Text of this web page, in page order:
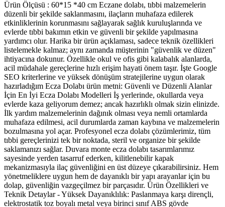
Ürün Ölçüsü : 60*15 *40 cm Eczane dolabı, tıbbi malzemelerin
düzenli bir şekilde saklanmasını, ilaçların muhafaza edilerek
etkinliklerinin korunmasını sağlayarak sağlık kuruluşlarında ve
evlerde tıbbi bakımın etkin ve güvenli bir şekilde yapılmasına
yardımcı olur. Harika bir ürün açıklaması, sadece teknik özellikleri
listelemekle kalmaz; aynı zamanda müşterinin "güvenlik ve düzen"
ihtiyacına dokunur. Özellikle okul ve ofis gibi kalabalık alanlarda,
acil müdahale gereçlerine hızlı erişim hayati önem taşır. İşte Google
SEO kriterlerine ve yüksek dönüşüm stratejilerine uygun olarak
hazırladığım Ecza Dolabı ürün metni: Güvenli ve Düzenli Alanlar
İçin En İyi Ecza Dolabı Modelleri İş yerlerinde, okullarda veya
evlerde kaza geliyorum demez; ancak hazırlıklı olmak sizin elinizde.
İlk yardım malzemelerinin dağınık olması veya nemli ortamlarda
muhafaza edilmesi, acil durumlarda zaman kaybına ve malzemelerin
bozulmasına yol açar. Profesyonel ecza dolabı çözümlerimiz, tüm
tıbbi gereçlerinizi tek bir noktada, steril ve organize bir şekilde
saklamanızı sağlar. Duvara monte ecza dolabı tasarımlarımız
sayesinde yerden tasarruf ederken, kilitlenebilir kapak
mekanizmasıyla ilaç güvenliğini en üst düzeye çıkarabilirsiniz. Hem
yönetmeliklere uygun hem de dayanıklı bir yapı arayanlar için bu
dolap, güvenliğin vazgeçilmez bir parçasıdır. Ürün Özellikleri ve
Teknik Detaylar - Yüksek Dayanıklılık: Paslanmaya karşı dirençli,
elektrostatik toz boyalı metal veya birinci sınıf ABS gövde